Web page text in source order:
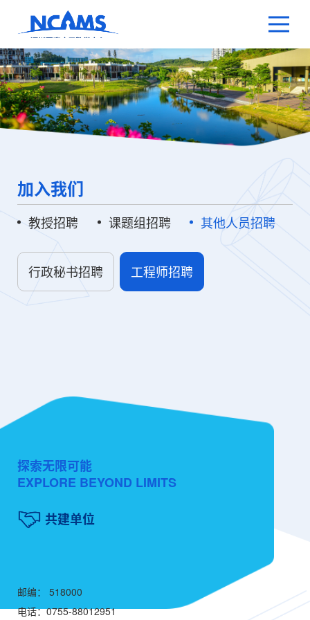
加入我们
教授招聘 课题组招聘 其他人员招聘
行政秘书招聘 工程师招聘
探索无限可能
EXPLORE BEYOND LIMITS
共建单位
邮编： 518000
电话：0755-88012951